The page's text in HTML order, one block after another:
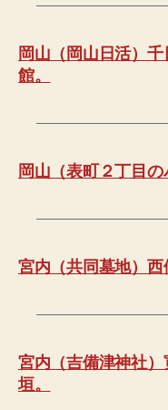
岡山（岡山日活）
館。
岡山（表町２丁目の
宮内（共同墓地）西
宮内（吉備津神社
垣。